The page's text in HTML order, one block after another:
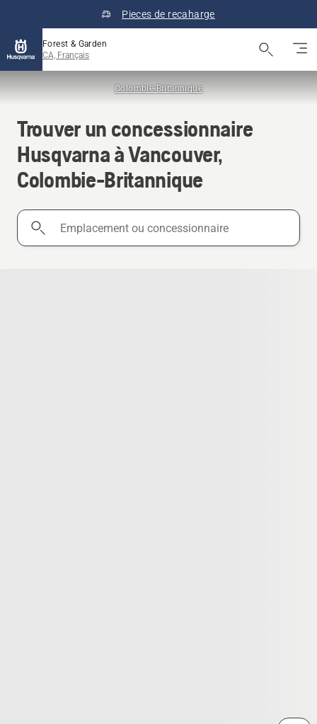
Pieces de recaharge
Forest & Garden
CA, Français
Colombie-Britannique
Trouver un concessionnaire
Husqvarna à Vancouver,
Colombie-Britannique
Emplacement